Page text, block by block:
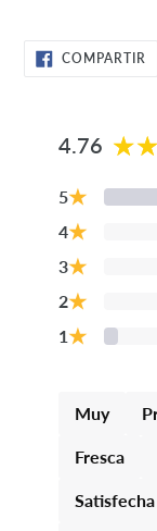
COMPARTIR
EN
4.76
5★
4★
3★
2★
1★
Muy
Fresca
Satisfecha